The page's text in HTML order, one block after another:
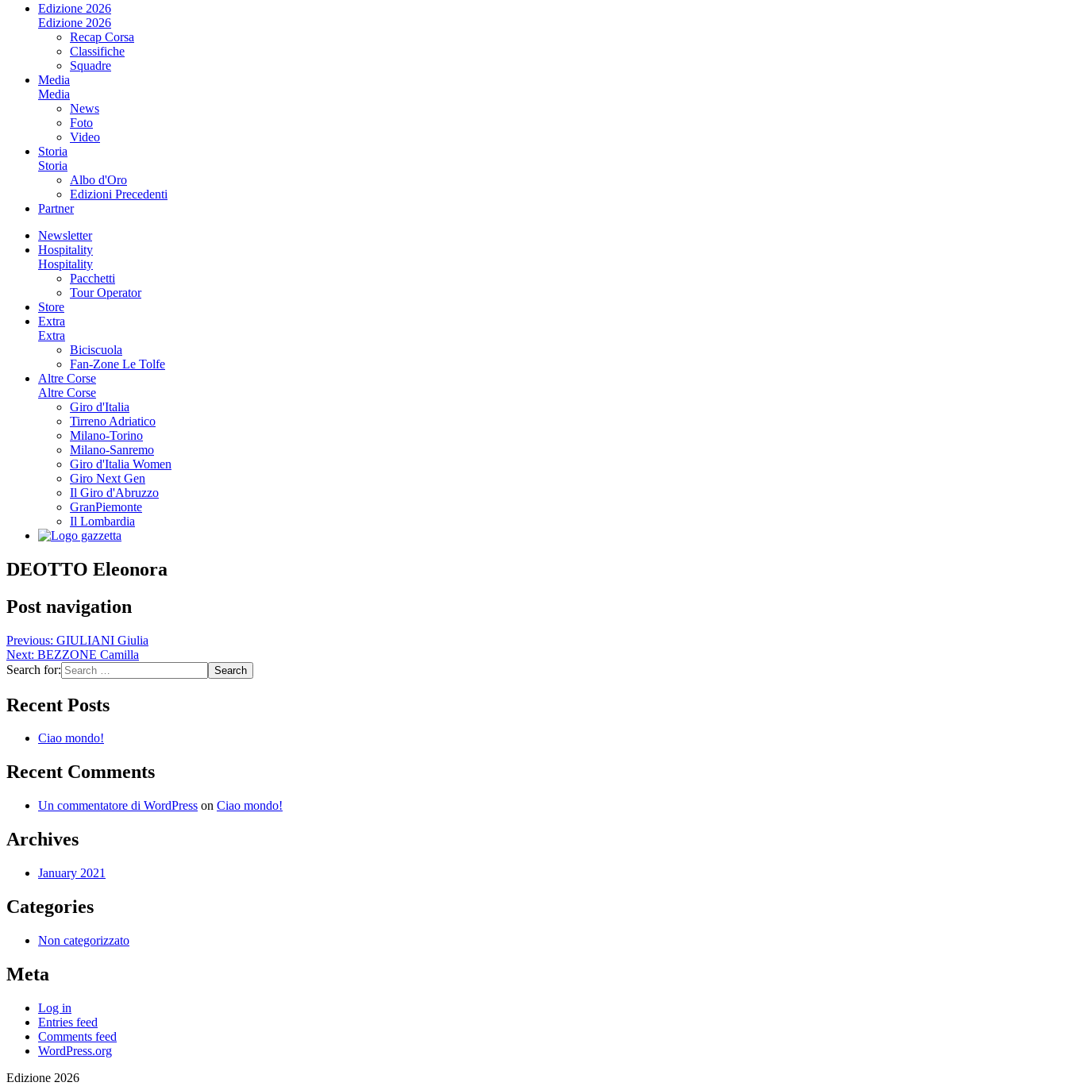
Edizione 2026
Edizione 2026
Recap Corsa
Classifiche
Squadre
Media
Media
News
Foto
Video
Storia
Storia
Albo d'Oro
Edizioni Precedenti
Partner
Newsletter
Hospitality
Hospitality
Pacchetti
Tour Operator
Store
Extra
Extra
Biciscuola
Fan-Zone Le Tolfe
Altre Corse
Altre Corse
Giro d'Italia
Tirreno Adriatico
Milano-Torino
Milano-Sanremo
Giro d'Italia Women
Giro Next Gen
Il Giro d'Abruzzo
GranPiemonte
Il Lombardia
DEOTTO Eleonora
Post navigation
Previous: GIULIANI Giulia
Next: BEZZONE Camilla
Search for:
Recent Posts
Ciao mondo!
Recent Comments
Un commentatore di WordPress on Ciao mondo!
Archives
January 2021
Categories
Non categorizzato
Meta
Log in
Entries feed
Comments feed
WordPress.org
Edizione 2026